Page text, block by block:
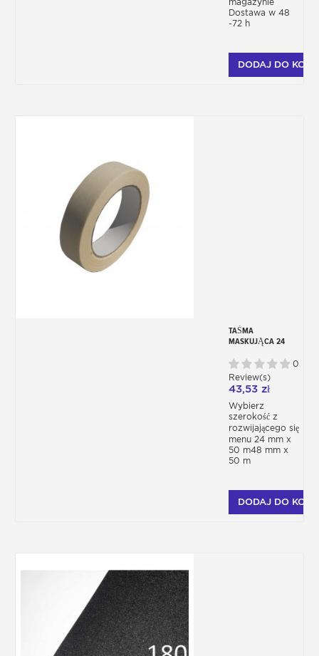
Dostawa w 48
-72 h
DODAJ DO
TAŚMA
MASKUJĄCA 24
0
Review(s)
43,53 zł
Wybierz
szerokość z
rozwijającego się
menu 24 mm x
50 m48 mm x
50 m
DODAJ DO